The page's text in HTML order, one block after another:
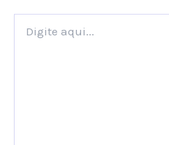
aqui...